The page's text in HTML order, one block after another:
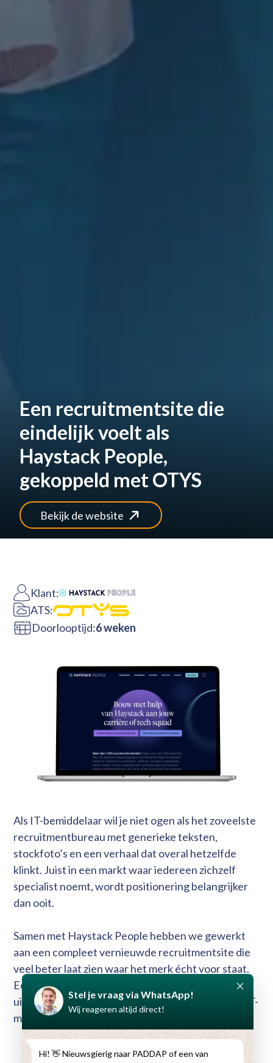
Een recruitmentsite die
eindelijk voelt als
Haystack People,
gekoppeld met OTYS
Bekijk de website
Klant:
ATS:
Doorlooptijd:6 weken
Als IT-bemiddelaar wil je niet ogen als het zoveelste
recruitmentbureau met generieke teksten,
stockfoto’s en een verhaal dat overal hetzelfde
klinkt. Juist in een markt waar iedereen zichzelf
specialist noemt, wordt positionering belangrijker
dan ooit.
Samen met Haystack People hebben we gewerkt
aan een compleet vernieuwde recruitmentsite die
veel beter laat zien waar het merk écht voor staat.
Een platform dat scherper oogt, meer vertrouwen
uitstraalt en direct onderscheid maakt binnen de IT-
markt.